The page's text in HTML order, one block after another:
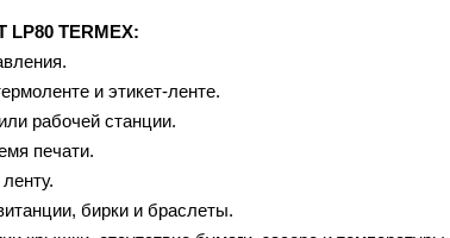
LP80 TERMEX:
и этикет-ленте.
рабочей станции.
печати.
бирки и браслеты.